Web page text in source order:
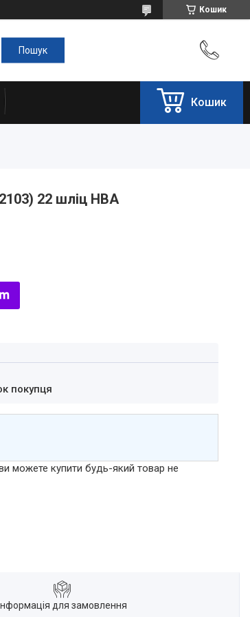
Кошик
Кошик
22 шліц НВА
покупця
можете купити будь-який товар не
для замовлення